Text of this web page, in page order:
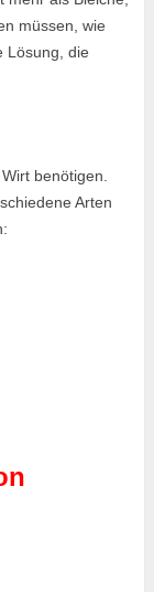
müssen, wie
Lösung, die
benötigen.
Arten